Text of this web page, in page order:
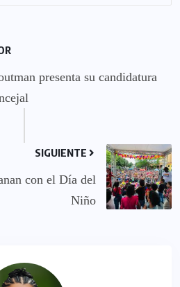
presenta su candidatura
SIGUIENTE
con el Día del
Niño